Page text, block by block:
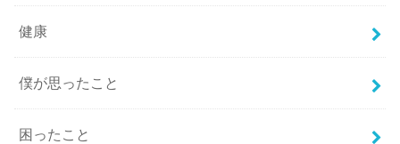
健康
僕が思ったこと
困ったこと